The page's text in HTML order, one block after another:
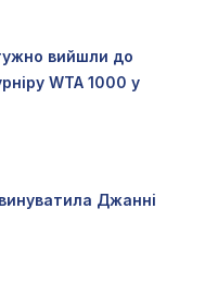
вийшли до
WTA 1000 у
Джанні